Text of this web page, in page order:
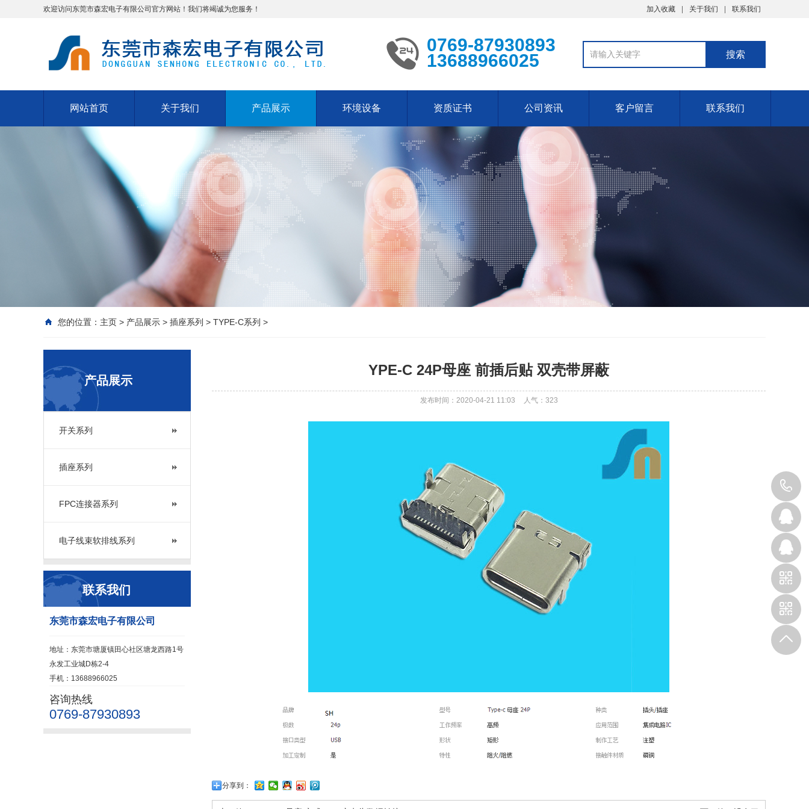
欢迎访问东莞市森宏电子有限公司官方网站！我们将竭诚为您服务！ 加入收藏 关于我们 联系我们
0769-87930893
13688966025
网站首页 关于我们 产品展示 环境设备 资质证书 公司资讯 客户留言 联系我们
您的位置： 主页 > 产品展示 > 插座系列 > TYPE-C系列 >
产品展示
开关系列
插座系列
FPC连接器系列
电子线束软排线系列
联系我们
东莞市森宏电子有限公司
地址：东莞市塘厦镇田心社区塘龙西路1号
永发工业城D栋2-4
手机：13688966025
咨询热线
0769-87930893
YPE-C 24P母座 前插后贴 双壳带屏蔽
发布时间：2020-04-21 11:03 人气： 323
分享到：